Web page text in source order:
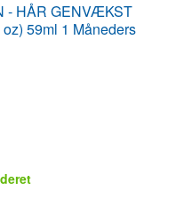
- HÅR GENVÆKST
59ml 1 Måneders